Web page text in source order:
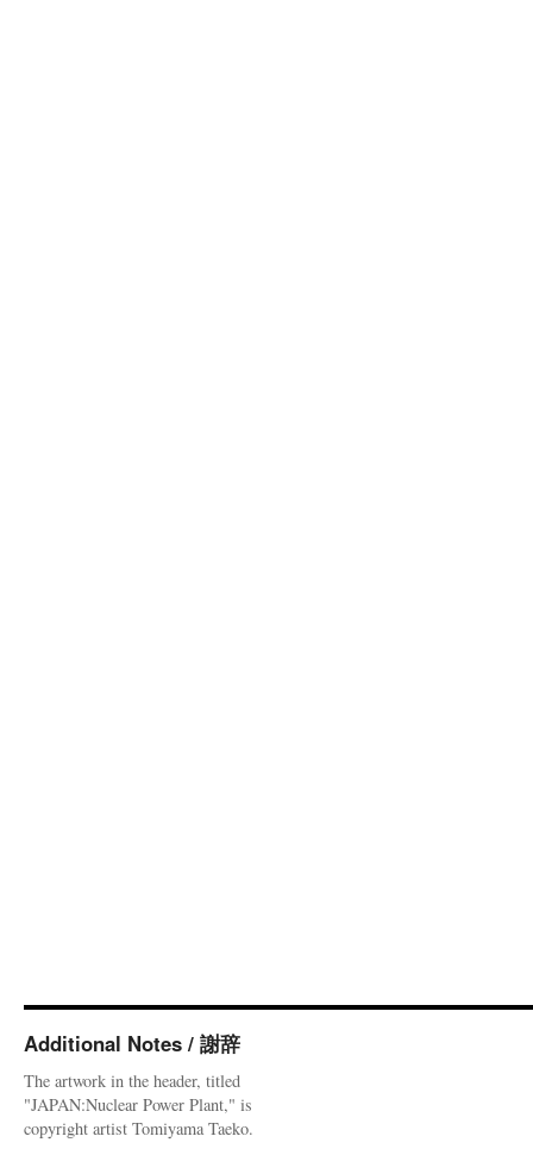
Additional Notes / 謝辞
The artwork in the header, titled
"JAPAN:Nuclear Power Plant," is
copyright artist Tomiyama Taeko.